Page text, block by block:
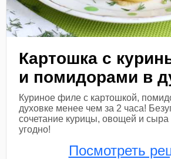
Картошка с
и помидорами в
Куриное филе с картошкой,
духовке менее чем за 2 часа!
сочетание курицы, овощей и сыра
угодно!
Посмотреть